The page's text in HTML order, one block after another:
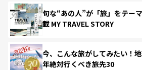
旬な“あの人”が「旅」をテー
載 MY TRAVEL STORY
今、こんな旅がしてみたい！
年絶対行くべき旅先30